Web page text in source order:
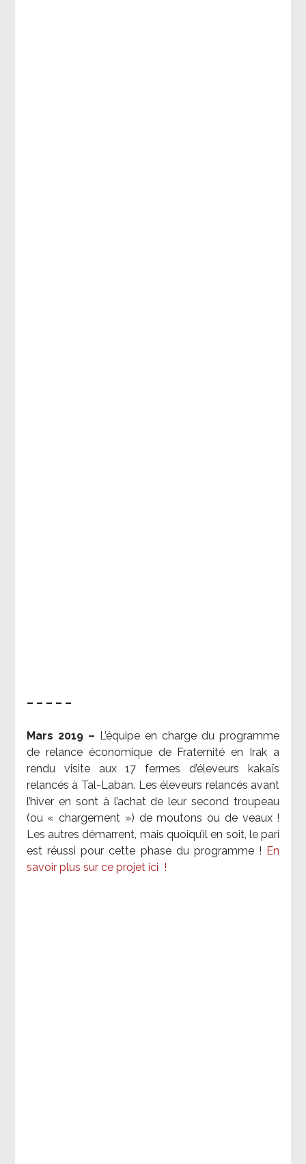
– – – – –
Mars 2019 – L’équipe en charge du programme
de relance économique de Fraternité en Irak a
rendu visite aux 17 fermes d’éleveurs kakaïs
relancés à Tal-Laban. Les éleveurs relancés avant
l’hiver en sont à l’achat de leur second troupeau
(ou « chargement ») de moutons ou de veaux !
Les autres démarrent, mais quoiqu’il en soit, le pari
est réussi pour cette phase du programme ! En
savoir plus sur ce projet ici !